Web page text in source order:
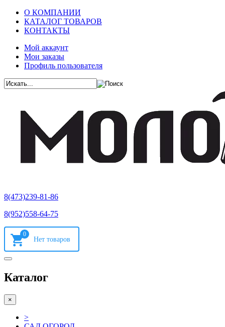
О КОМПАНИИ
КАТАЛОГ ТОВАРОВ
КОНТАКТЫ
Мой аккаунт
Мои заказы
Профиль пользователя
8(473)239-81-86
8(952)558-64-75
0
Каталог
×
>